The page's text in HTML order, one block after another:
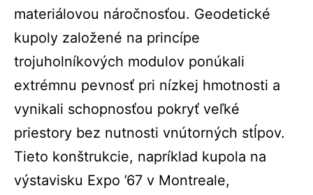
materiálovou náročnosťou. Geodetické
kupoly založené na princípe
trojuholníkových modulov ponúkali
extrémnu pevnosť pri nízkej hmotnosti a
vynikali schopnosťou pokryť veľké
priestory bez nutnosti vnútorných stĺpov.
Tieto konštrukcie, napríklad kupola na
výstavisku Expo ’67 v Montreale,